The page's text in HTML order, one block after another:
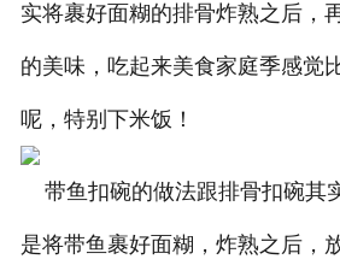
实将裹好面糊的排骨炸熟之后，
的美味，吃起来美食家庭季感觉
呢，特别下米饭！
带鱼扣碗的做法跟排骨扣碗其
是将带鱼裹好面糊，炸熟之后，